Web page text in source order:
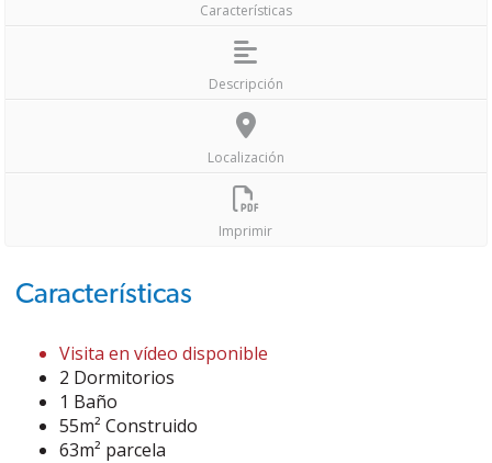
Características
Descripción
Localización
Imprimir
Características
Visita en vídeo disponible
2 Dormitorios
1 Baño
55m² Construido
63m² parcela